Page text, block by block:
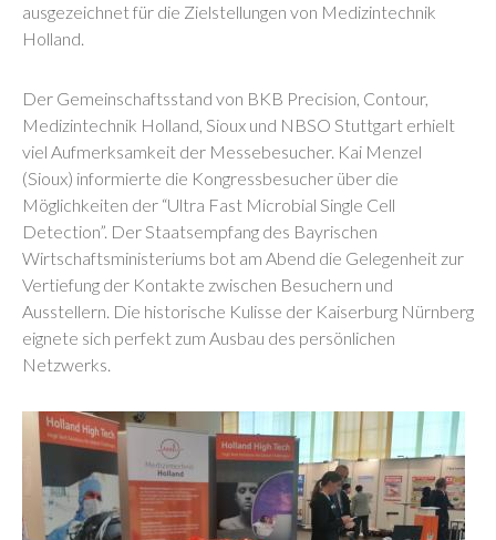
ausgezeichnet für die Zielstellungen von Medizintechnik
Holland.
Der Gemeinschaftsstand von BKB Precision, Contour,
Medizintechnik Holland, Sioux und NBSO Stuttgart erhielt
viel Aufmerksamkeit der Messebesucher. Kai Menzel
(Sioux) informierte die Kongressbesucher über die
Möglichkeiten der “Ultra Fast Microbial Single Cell
Detection”. Der Staatsempfang des Bayrischen
Wirtschaftsministeriums bot am Abend die Gelegenheit zur
Vertiefung der Kontakte zwischen Besuchern und
Ausstellern. Die historische Kulisse der Kaiserburg Nürnberg
eignete sich perfekt zum Ausbau des persönlichen
Netzwerks.